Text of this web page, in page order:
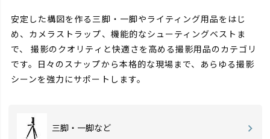
安定した構図を作る三脚・一脚やライティング用品をはじ
め、カメラストラップ、機能的なシューティングベストま
で、
撮影のクオリティと快適さを高める撮影用品のカテゴリ
です。日々のスナップから本格的な現場まで、あらゆる撮影
シーンを強力にサポートします。
三脚・一脚など